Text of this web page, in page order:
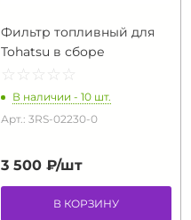
Фильтр топливный для
Tohatsu в сборе
☆ ☆ ☆ ☆ ☆
★ ★ ★ ★ ★
В наличии - 10 шт.
Арт.: 3RS-02230-0
3 500 ₽/шт
В КОРЗИНУ